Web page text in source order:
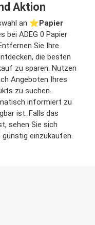
Aktion
an ⭐️Papier
bei ADEG 0 Papier
Sie Ihre
die besten
zu sparen. Nutzen
Angeboten Ihres
zu suchen.
informiert zu
ist. Falls das
sehen Sie sich
einzukaufen.